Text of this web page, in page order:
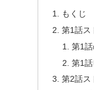
もくじ
第1話ス
第1
第1
第2話ス